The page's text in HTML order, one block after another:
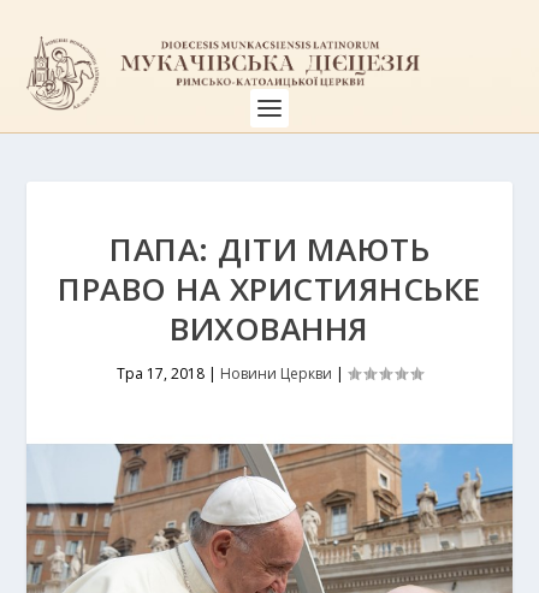
ПАПА: ДІТИ МАЮТЬ
ПРАВО НА ХРИСТИЯНСЬКЕ
ВИХОВАННЯ
Тра 17, 2018 | Новини Церкви |